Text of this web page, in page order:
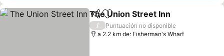
Compartir
Agregar a favoritos
The Union Street Inn
/
Puntuación no disponible
a 2.2 km de: Fisherman's Wharf